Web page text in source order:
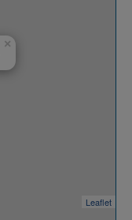
×
Leaflet